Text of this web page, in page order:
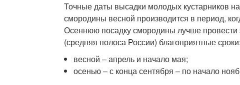
Точные даты высадки молодых кустарников
смородины весной производится в период,
Осеннюю посадку смородины лучше провести
(средняя полоса России) благоприятные сроки:
весной – апрель и начало мая;
осенью – с конца сентября – по начало